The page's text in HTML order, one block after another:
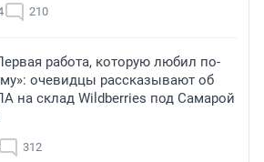
210
работа, которую любил по-
очевидцы рассказывают об
на склад Wildberries под Самарой
312